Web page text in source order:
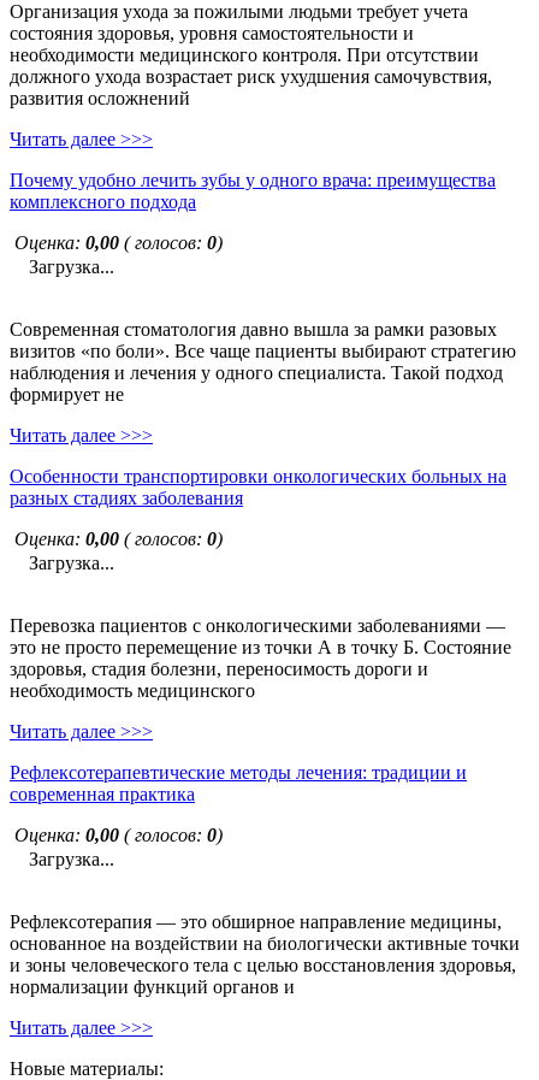
Организация ухода за пожилыми людьми требует учета
состояния здоровья, уровня самостоятельности и
необходимости медицинского контроля. При отсутствии
должного ухода возрастает риск ухудшения самочувствия,
развития осложнений
Читать далее >>>
Почему удобно лечить зубы у одного врача: преимущества
комплексного подхода
Оценка: 0,00 ( голосов: 0)
Загрузка...
Современная стоматология давно вышла за рамки разовых
визитов «по боли». Все чаще пациенты выбирают стратегию
наблюдения и лечения у одного специалиста. Такой подход
формирует не
Читать далее >>>
Особенности транспортировки онкологических больных на
разных стадиях заболевания
Оценка: 0,00 ( голосов: 0)
Загрузка...
Перевозка пациентов с онкологическими заболеваниями —
это не просто перемещение из точки А в точку Б. Состояние
здоровья, стадия болезни, переносимость дороги и
необходимость медицинского
Читать далее >>>
Рефлексотерапевтические методы лечения: традиции и
современная практика
Оценка: 0,00 ( голосов: 0)
Загрузка...
Рефлексотерапия — это обширное направление медицины,
основанное на воздействии на биологически активные точки
и зоны человеческого тела с целью восстановления здоровья,
нормализации функций органов и
Читать далее >>>
Новые материалы: